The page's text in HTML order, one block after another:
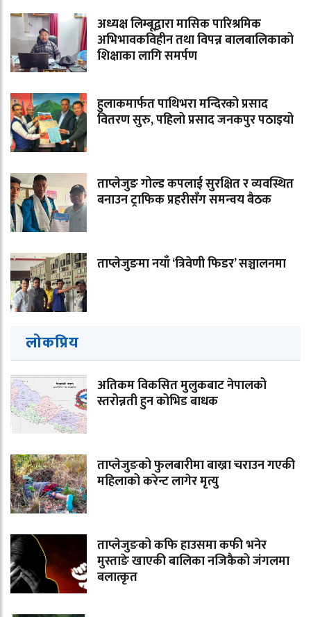
अध्यक्ष लिम्बूद्वारा मासिक पारिश्रमिक
अभिभावकविहीन तथा विपन्न बालबालिकाको
शिक्षाका लागि समर्पण
हुलाकमार्फत पाथिभरा मन्दिरको प्रसाद
वितरण सुरु, पहिलो प्रसाद जनकपुर पठाइयो
ताप्लेजुङ गोल्ड कपलाई सुरक्षित र व्यवस्थित
बनाउन ट्राफिक प्रहरीसँग समन्वय बैठक
ताप्लेजुङमा नयाँ ‘त्रिवेणी फिडर’ सञ्चालनमा
लोकप्रिय
अतिकम विकसित मुलुकबाट नेपालको
स्तरोन्नती हुन कोभिड बाधक
ताप्लेजुङको फुलबारीमा बाख्रा चराउन गएकी
महिलाको करेन्ट लागेर मृत्यु
ताप्लेजुङको कफि हाउसमा कफी भनेर
मुस्ताङे खाएकी बालिका नजिकैको जंगलमा
बलात्कृत